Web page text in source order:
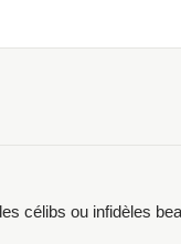
célibs ou infidèles